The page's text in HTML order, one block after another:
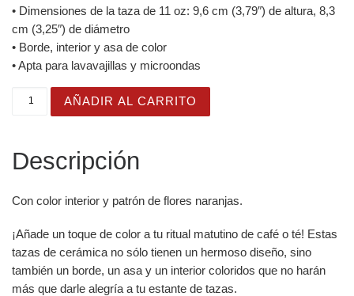
• Dimensiones de la taza de 11 oz: 9,6 cm (3,79″) de altura, 8,3
cm (3,25″) de diámetro
• Borde, interior y asa de color
• Apta para lavavajillas y microondas
Taza Flor Naranja "Easily distracted by plants" para
AÑADIR AL CARRITO
Descripción
Con color interior y patrón de flores naranjas.
¡Añade un toque de color a tu ritual matutino de café o té! Estas
tazas de cerámica no sólo tienen un hermoso diseño, sino
también un borde, un asa y un interior coloridos que no harán
más que darle alegría a tu estante de tazas.